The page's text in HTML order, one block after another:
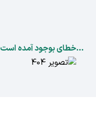
...خطای بوجود آمده است